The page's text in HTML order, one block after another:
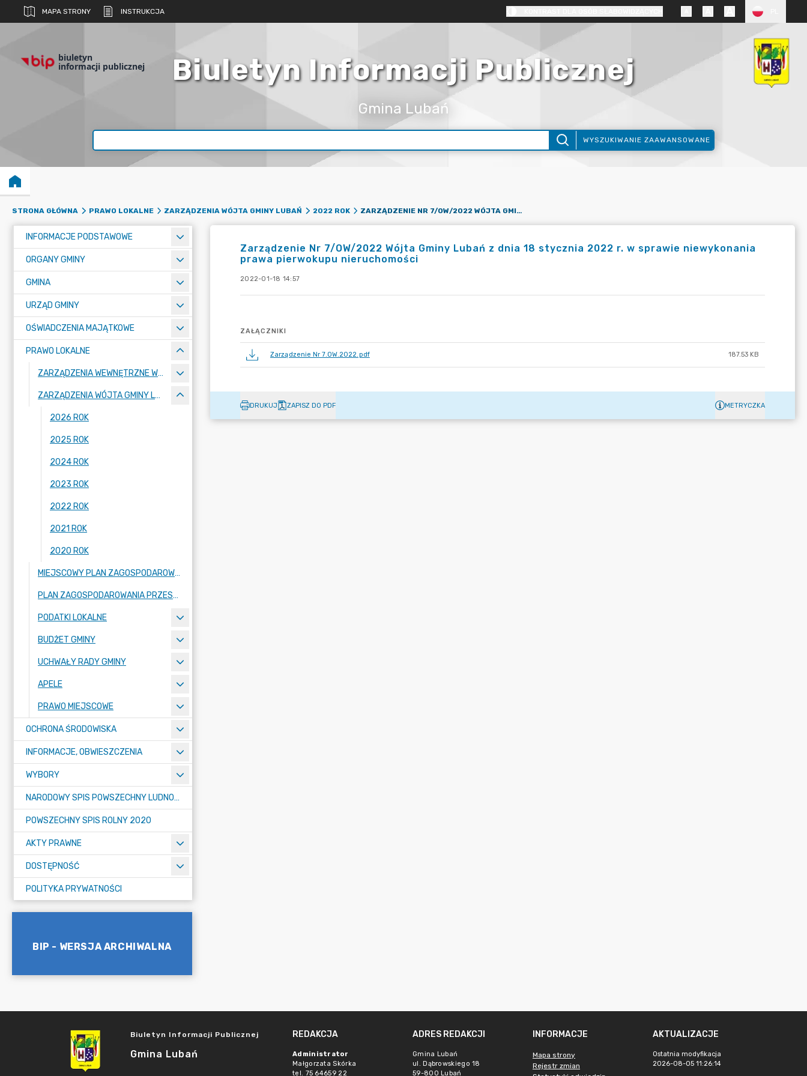
MAPA STRONY INSTRUKCJA
biuletyn
informacji publicznej Biuletyn Informacji Publicznej
Gmina Lubań
WYSZUKIWANIE ZAAWANSOWANE
STRONA GŁÓWNA PRAWO LOKALNE ZARZĄDZENIA WÓJTA GMINY LUBAŃ 2022 ROK ZARZĄDZENIE NR 7/OW/2022 WÓJTA GMINY LUBAŃ Z DNIA 18 STYCZNIA 2022 R. W SPRAWIE NIEWYKONANIA PRAWA PIERWOKUPU NIERUCHOMOŚCI
INFORMACJE PODSTAWOWE
ORGANY GMINY
GMINA
URZĄD GMINY
OŚWIADCZENIA MAJĄTKOWE
PRAWO LOKALNE
ZARZĄDZENIA WEWNĘTRZNE WÓJTA GMINY LUBAŃ
ZARZĄDZENIA WÓJTA GMINY LUBAŃ
2026 ROK
2025 ROK
2024 ROK
2023 ROK
2022 ROK
2021 ROK
2020 ROK
MIEJSCOWY PLAN ZAGOSPODAROWANIA PRZESTRZENNEGO
PLAN ZAGOSPODAROWANIA PRZESTRZENNEGO
PODATKI LOKALNE
BUDŻET GMINY
UCHWAŁY RADY GMINY
APELE
PRAWO MIEJSCOWE
OCHRONA ŚRODOWISKA
INFORMACJE, OBWIESZCZENIA
WYBORY
NARODOWY SPIS POWSZECHNY LUDNOŚCI I MIESZKAŃ W 2021
POWSZECHNY SPIS ROLNY 2020
AKTY PRAWNE
DOSTĘPNOŚĆ
POLITYKA PRYWATNOŚCI
BIP - WERSJA ARCHIWALNA
Zarządzenie Nr 7/OW/2022 Wójta Gminy Lubań z dnia 18 stycznia 2022 r. w sprawie niewykonania
prawa pierwokupu nieruchomości
2022-01-18 14:57
ZAŁĄCZNIKI
Zarządzenie Nr 7.OW.2022.pdf 187.53 KB
DRUKUJ ZAPISZ DO PDF METRYCZKA
Biuletyn Informacji Publicznej
Gmina Lubań
REDAKCJA
Administrator
Małgorzata Skórka
tel. 75 64659 22
ADRES REDAKCJI
Gmina Lubań
ul. Dąbrowskiego 18
59-800 Lubań
INFORMACJE
Mapa strony
Rejestr zmian
AKTUALIZACJE
Ostatnia modyfikacja
2026-08-05 11:26:14